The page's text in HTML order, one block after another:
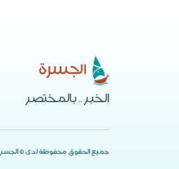
الخبر .. بالمختصر
جميع الحقوق محفوظة لدى © الجسرة